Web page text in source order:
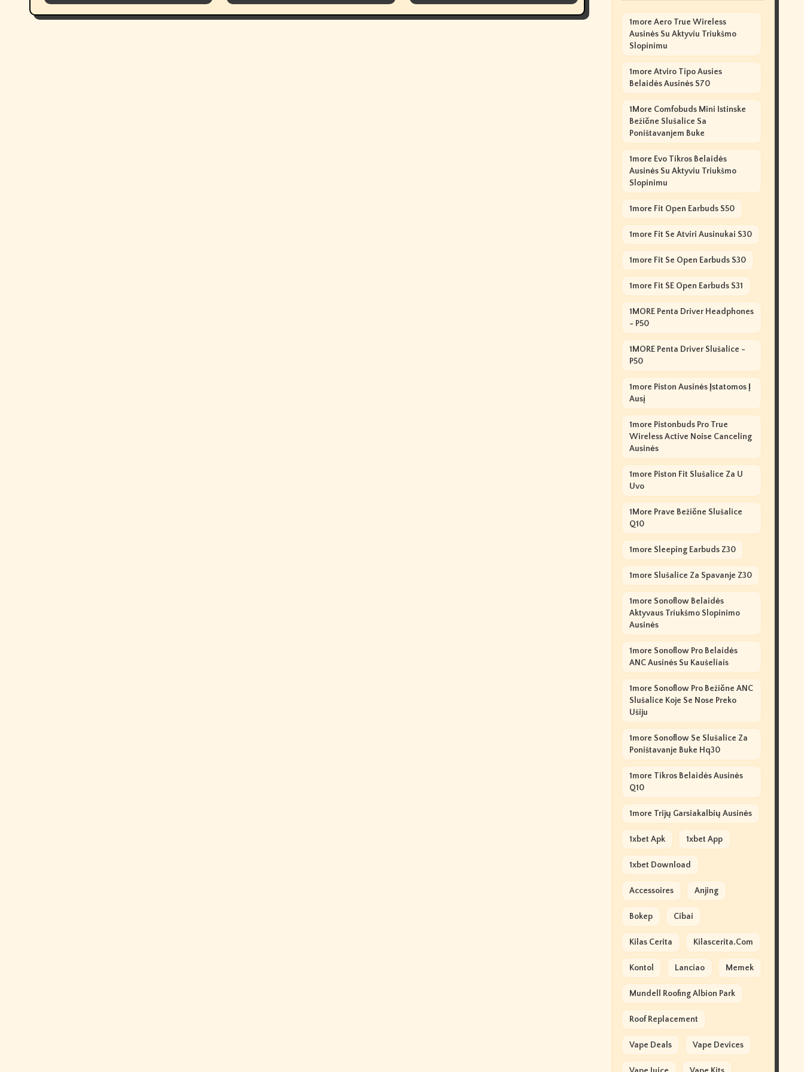
1more Aero True Wireless
Ausinės Su Aktyviu Triukšmo
Slopinimu
1more Atviro Tipo Ausies
Belaidės Ausinės S70
1More Comfobuds Mini Istinske
Bežične Slušalice Sa
Poništavanjem Buke
1more Evo Tikros Belaidės
Ausinės Su Aktyviu Triukšmo
Slopinimu
1more Fit Open Earbuds S50
1more Fit Se Atviri Ausinukai S30
1more Fit Se Open Earbuds S30
1more Fit SE Open Earbuds S31
1MORE Penta Driver Headphones
- P50
1MORE Penta Driver Slušalice -
P50
1more Piston Ausinės Įstatomos Į
Ausį
1more Pistonbuds Pro True
Wireless Active Noise Canceling
Ausinės
1more Piston Fit Slušalice Za U
Uvo
1More Prave Bežične Slušalice
Q10
1more Sleeping Earbuds Z30
1more Slušalice Za Spavanje Z30
1more Sonoflow Belaidės
Aktyvaus Triukšmo Slopinimo
Ausinės
1more Sonoflow Pro Belaidės
ANC Ausinės Su Kaušeliais
1more Sonoflow Pro Bežične ANC
Slušalice Koje Se Nose Preko
Ušiju
1more Sonoflow Se Slušalice Za
Poništavanje Buke Hq30
1more Tikros Belaidės Ausinės
Q10
1more Trijų Garsiakalbių Ausinės
1xbet Apk 1xbet App
1xbet Download
Accessoires Anjing
Bokep Cibai
Kilas Cerita Kilascerita.com
Kontol Lanciao Memek
Mundell Roofing Albion Park
Roof Replacement
Vape Deals Vape Devices